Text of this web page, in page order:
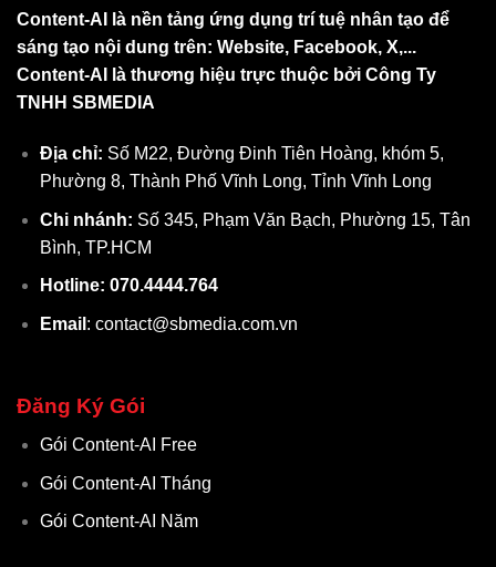
Content-AI là nền tảng ứng dụng trí tuệ nhân tạo để
sáng tạo nội dung trên: Website, Facebook, X,...
Content-AI là thương hiệu trực thuộc bởi Công Ty
TNHH SBMEDIA
Địa chỉ: Số M22, Đường Đinh Tiên Hoàng, khóm 5,
Phường 8, Thành Phố Vĩnh Long, Tỉnh Vĩnh Long
Chi nhánh: Số 345, Phạm Văn Bạch, Phường 15, Tân
Bình, TP.HCM
Hotline: 070.4444.764
Email : contact@sbmedia.com.vn
Đăng Ký Gói
Gói Content-AI Free
Gói Content-AI Tháng
Gói Content-AI Năm